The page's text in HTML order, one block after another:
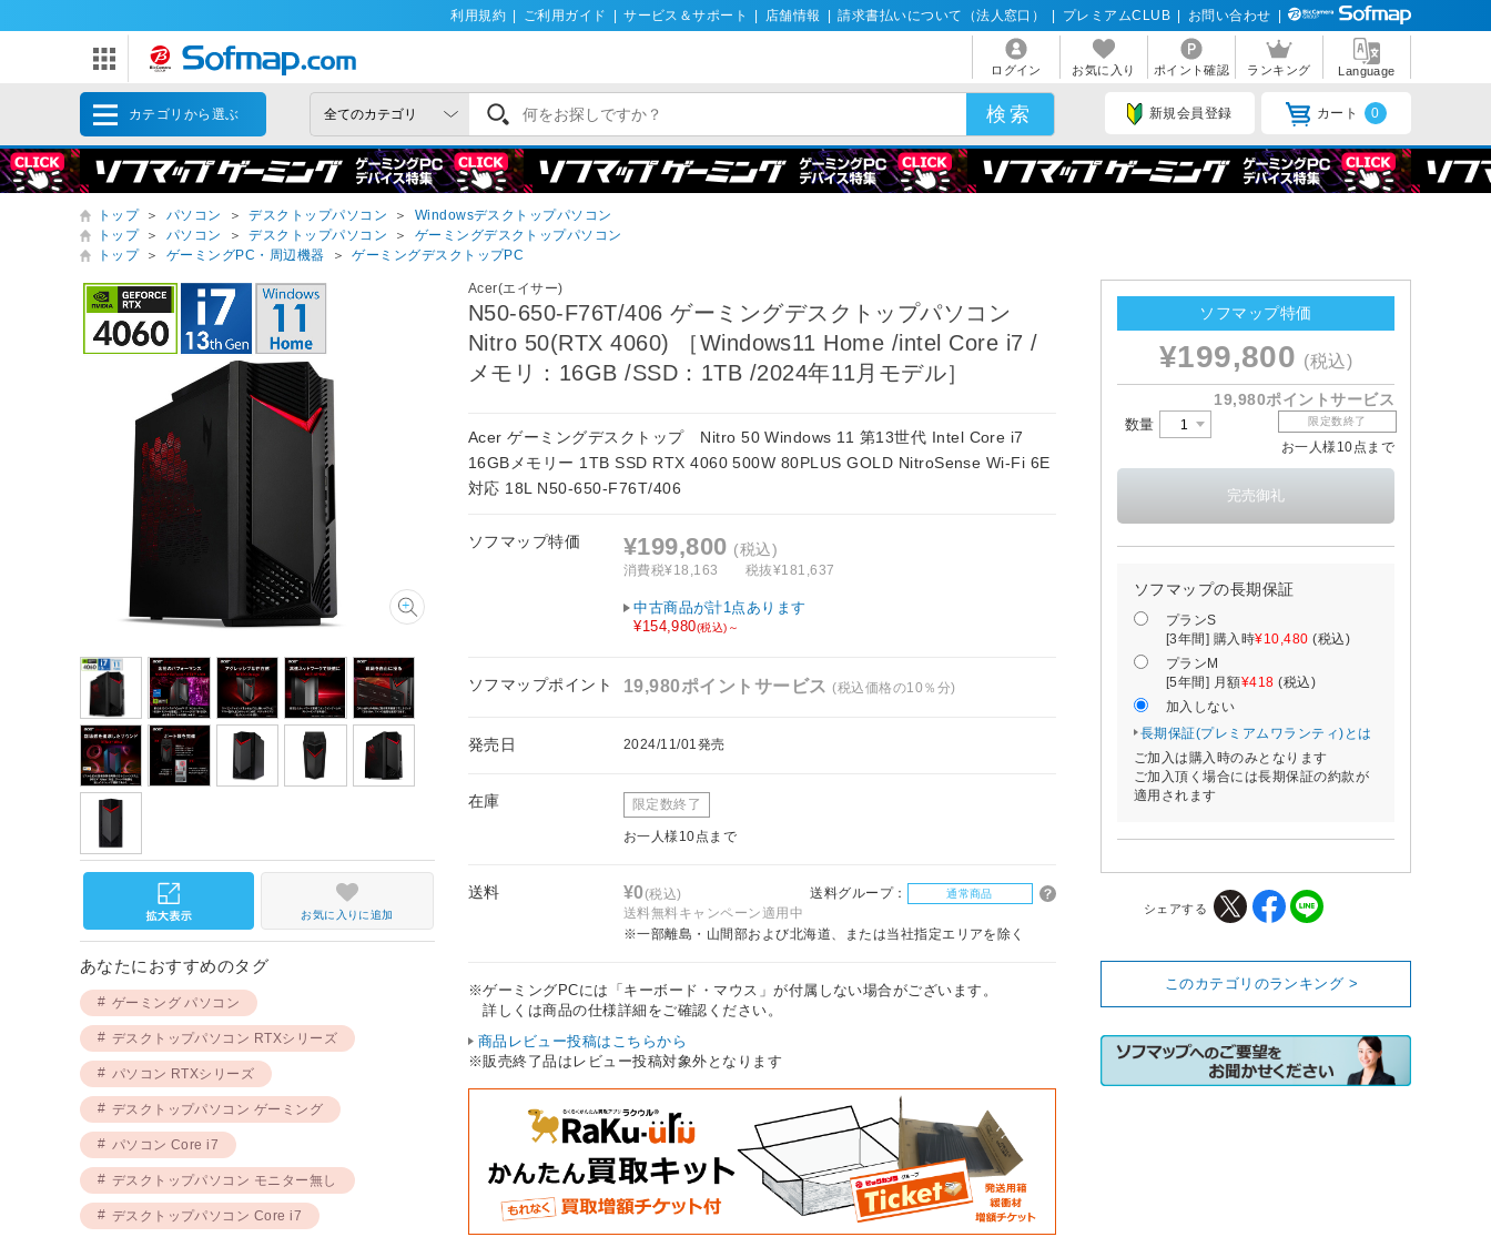
利用規約 ご利用ガイド サービス＆サポート 店舗情報 請求書払いについて（法人窓口） プレミアムCLUB お問い合わせ
ログイン お気に入り ポイント確認 ランキング Language
カテゴリから選ぶ 新規会員登録 カート 0
トップ ＞ パソコン ＞ デスクトップパソコン ＞
Windowsデスクトップパソコン
トップ
＞ パソコン ＞ デスクトップパソコン ＞
ゲーミングデスクトップパソコン
トップ
＞ ゲーミングPC・周辺機器 ＞ ゲーミングデスクトップPC
Acer(エイサー)
N50-650-F76T/406 ゲーミングデスクトップパソコン
Nitro 50(RTX 4060) ［Windows11 Home /intel Core i7 /
メモリ：16GB /SSD：1TB /2024年11月モデル］
Acer ゲーミングデスクトップ Nitro 50 Windows 11 第13世代 Intel Core i7
16GBメモリー 1TB SSD RTX 4060 500W 80PLUS GOLD NitroSense Wi-Fi 6E
対応 18L N50-650-F76T/406
ソフマップ特価 ¥199,800 (税込)
消費税¥18,163 税抜¥181,637
中古商品が計1点あります
¥154,980(税込)～
ソフマップポイント 19,980ポイントサービス(税込価格の10％分)
発売日 2024/11/01発売
在庫 限定数終了
お一人様10点まで
送料 ¥0(税込) 送料グループ： 通常商品
送料無料キャンペーン適用中
※一部離島・山間部および北海道、または当社指定エリアを除く
※ゲーミングPCには「キーボード・マウス」が付属しない場合がございます。
詳しくは商品の仕様詳細をご確認ください。
商品レビュー投稿はこちらから
※販売終了品はレビュー投稿対象外となります
お気に入りに追加
あなたにおすすめのタグ
ゲーミング パソコン
デスクトップパソコン RTXシリーズ
パソコン RTXシリーズ
デスクトップパソコン ゲーミング
パソコン Core i7
デスクトップパソコン モニター無し
デスクトップパソコン Core i7
ソフマップ特価
¥199,800 (税込)
19,980ポイントサービス
数量 限定数終了
お一人様10点まで
ソフマップの長期保証
プランS
[3年間] 購入時¥10,480 (税込)
プランM
[5年間] 月額¥418 (税込)
加入しない
長期保証(プレミアムワランティ)とは
ご加入は購入時のみとなります
ご加入頂く場合には長期保証の約款が
適用されます
シェアする
このカテゴリのランキング >